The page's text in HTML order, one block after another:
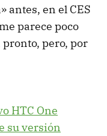
antes, en el CES
parece poco
pero, por
HTC One
su versión